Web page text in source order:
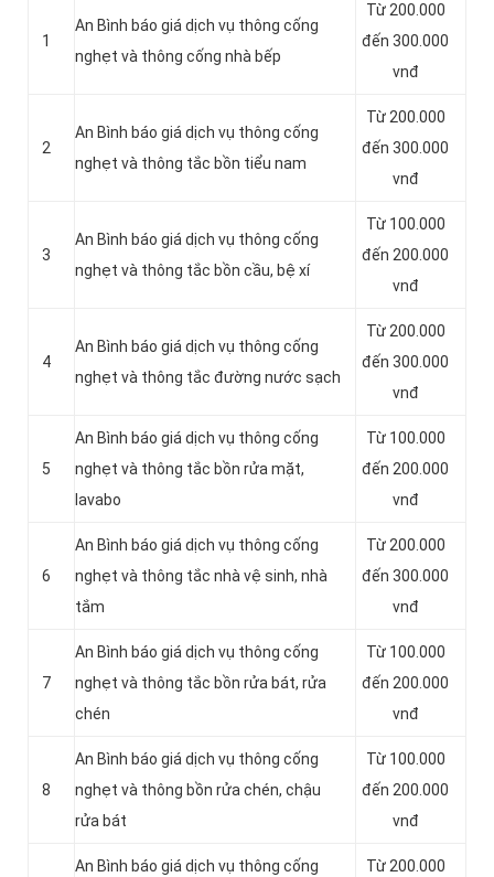
1
An Bình báo giá dịch vụ thông cống
nghẹt và thông cống nhà bếp
Từ 200.000
đến 300.000
vnđ
2
An Bình báo giá dịch vụ thông cống
nghẹt và thông tắc bồn tiểu nam
Từ 200.000
đến 300.000
vnđ
3
An Bình báo giá dịch vụ thông cống
nghẹt và thông tắc bồn cầu, bệ xí
Từ 100.000
đến 200.000
vnđ
4
An Bình báo giá dịch vụ thông cống
nghẹt và thông tắc đường nước sạch
Từ 200.000
đến 300.000
vnđ
5
An Bình báo giá dịch vụ thông cống
nghẹt và thông tắc bồn rửa mặt,
lavabo
Từ 100.000
đến 200.000
vnđ
6
An Bình báo giá dịch vụ thông cống
nghẹt và thông tắc nhà vệ sinh, nhà
tắm
Từ 200.000
đến 300.000
vnđ
7
An Bình báo giá dịch vụ thông cống
nghẹt và thông tắc bồn rửa bát, rửa
chén
Từ 100.000
đến 200.000
vnđ
8
An Bình báo giá dịch vụ thông cống
nghẹt và thông bồn rửa chén, chậu
rửa bát
Từ 100.000
đến 200.000
vnđ
An Bình báo giá dịch vụ thông cống
Từ 200.000